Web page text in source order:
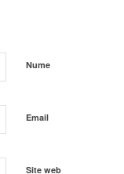
Nume
Email
Site web